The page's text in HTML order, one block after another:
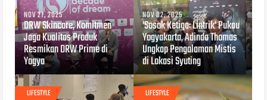
NOV 21, 2025
DRW Skincare, Komitmen
Jaga Kualitas Produk
Resmikan DRW Prime di
Yogya
NOV 02, 2025
'Sosok Ketiga: Lintrik' Pukau
Yogyakarta, Adinda Thomas
Ungkap Pengalaman Mistis
di Lokasi Syuting
LIFESTYLE LIFESTYLE